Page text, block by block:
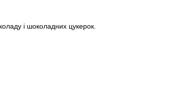
і шоколадних цукерок.